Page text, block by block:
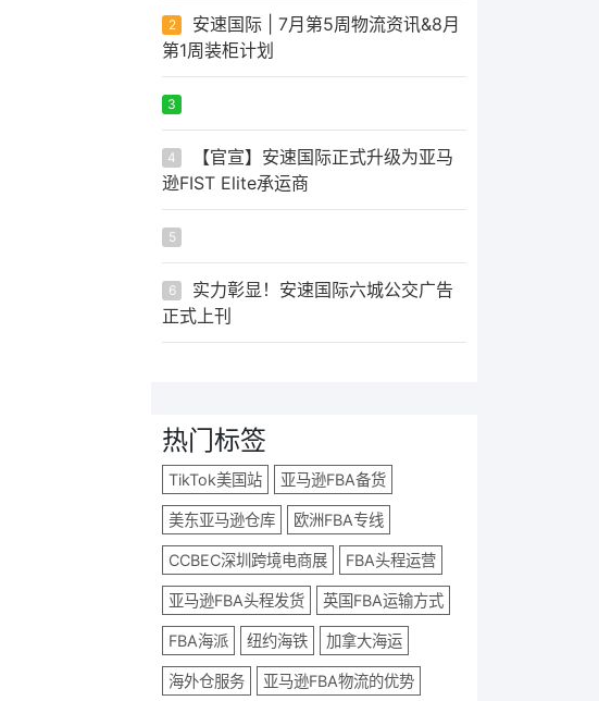
2
安速国际 | 7月第5周物流资讯&8月
第1周装柜计划
3
4
【官宣】安速国际正式升级为亚马
逊FIST Elite承运商
5
6
实力彰显！安速国际六城公交广告
正式上刊
热门标签
TikTok美国站 亚马逊FBA备货
美东亚马逊仓库 欧洲FBA专线
CCBEC深圳跨境电商展 FBA头程运营
亚马逊FBA头程发货 英国FBA运输方式
FBA海派 纽约海铁 加拿大海运
海外仓服务 亚马逊FBA物流的优势